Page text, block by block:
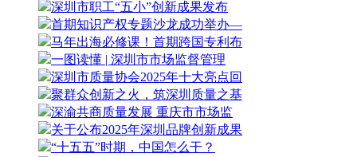
深圳市职工“五小”创新成果发布
首期知识产权专题沙龙成功举办—
马年出海必修课！首期跨国专利布
一图读懂 | 深圳市市场监督管理
深圳市质量协会2025年十大亮点回
聚群众创新之火，筑深圳质量之基
深渝共商质量发展 重庆市市场监
关于公布2025年深圳品牌创新成果
“十五五”时期，中国怎么干？